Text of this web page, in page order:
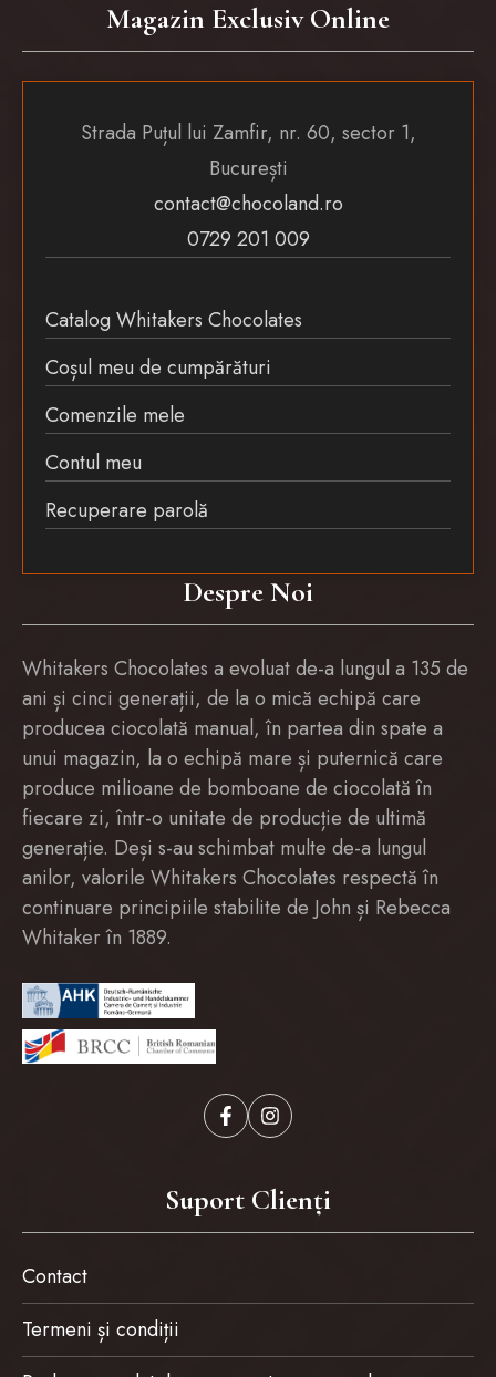
Despre Noi
Whitakers Chocolates a evoluat de-a lungul a 135 de
ani și cinci generații, de la o mică echipă care
producea ciocolată manual, în partea din spate a
unui magazin, la o echipă mare și puternică care
produce milioane de bomboane de ciocolată în
fiecare zi, într-o unitate de producție de ultimă
generație. Deși s-au schimbat multe de-a lungul
anilor, valorile Whitakers Chocolates respectă în
continuare principiile stabilite de John și Rebecca
Whitaker în 1889.
Magazin Exclusiv Online
Strada Puțul lui Zamfir, nr. 60, sector 1,
București
contact@chocoland.ro
0729 201 009
Catalog Whitakers Chocolates
Coșul meu de cumpărături
Comenzile mele
Contul meu
Recuperare parolă
Suport Clienți
Contact
Termeni și condiții